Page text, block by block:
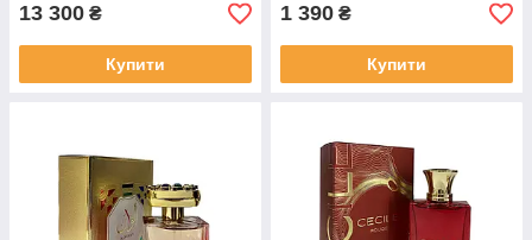
13 300 ₴
Купити
1 390 ₴
Купити